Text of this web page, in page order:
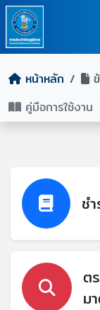
หน้าหลัก
คู่มือการใช้งาน
ช
ต
ม